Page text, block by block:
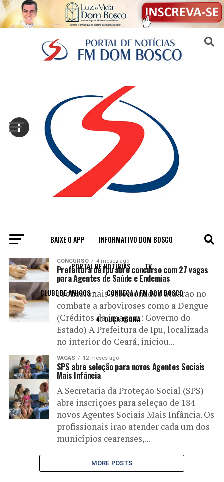
BAIXE O APP INFORMATIVO DOM BOSCO
PORTAL DE NOTÍCIAS TV
CLUBE DE AMIGOS CONHEÇA A FM DOM BOSCO
🔊 OUÇA AGORA
All posts tagged "agente"
CONCURSO 4 meses ago
Prefeitura de Ipu abre concurso com 27 vagas
para Agentes de Saúde e Endemias
Profissionais selecionados atuarão no
combate a arboviroses como a Dengue
(Créditos da imagem: Governo do
Estado) A Prefeitura de Ipu, localizada
no interior do Ceará, iniciou...
VAGAS 12 meses ago
SPS abre seleção para novos Agentes Sociais
Mais Infância
A Secretaria da Proteção Social (SPS)
abre inscrições para seleção de 184
novos Agentes Sociais Mais Infância. Os
profissionais irão atender cada um dos
municípios cearenses,...
MORE POSTS
Sair da versão mobile